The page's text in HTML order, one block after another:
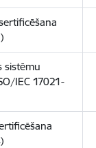
sistēmu
IEC 17021-